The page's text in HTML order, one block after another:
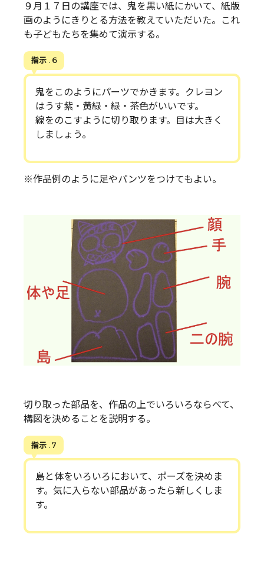
９月１７日の講座では、鬼を黒い紙にかいて、紙版
画のようにきりとる方法を教えていただいた。これ
も子どもたちを集めて演示する。
指示 . 6
鬼をこのようにパーツでかきます。クレヨン
はうす紫・黄緑・緑・茶色がいいです。
線をのこすように切り取ります。目は大きく
しましょう。
※作品例のように足やパンツをつけてもよい。
切り取った部品を、作品の上でいろいろならべて、
構図を決めることを説明する。
指示 . 7
島と体をいろいろにおいて、ポーズを決めま
す。気に入らない部品があったら新しくしま
す。